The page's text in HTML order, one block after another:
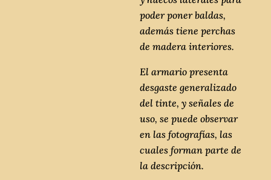
poder poner baldas,
además tiene perchas
de madera interiores.
El armario presenta
desgaste generalizado
del tinte, y señales de
uso, se puede observar
en las fotografías, las
cuales forman parte de
la descripción.